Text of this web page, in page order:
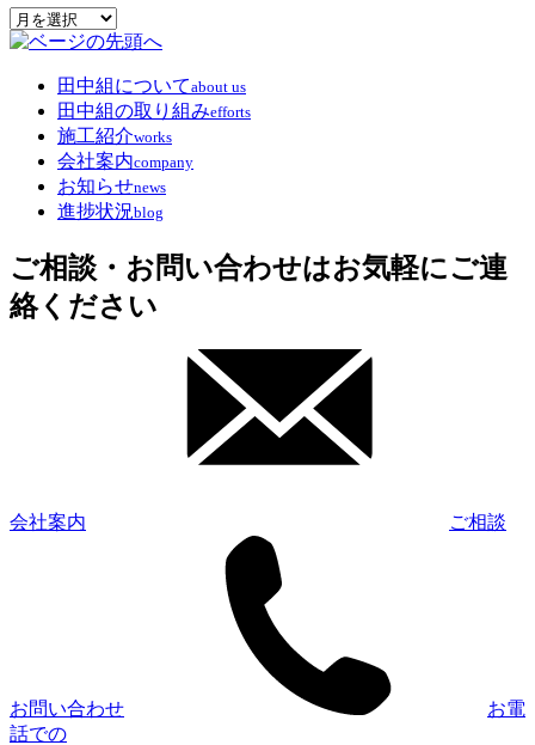
archive
田中組についてabout us
田中組の取り組みefforts
施工紹介works
会社案内company
お知らせnews
進捗状況blog
ご相談・お問い合わせはお気軽にご連
絡ください
会社案内 ご相談
お問い合わせ
お電
話での